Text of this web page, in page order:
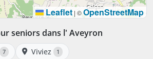
Leaflet | ©OpenStreetMap
seniors dans l' Aveyron
7 Viviez 1